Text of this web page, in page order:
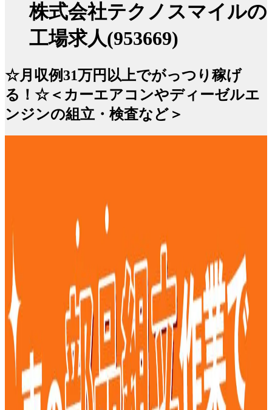
株式会社テクノスマイルの
工場求人(953669)
☆月収例31万円以上でがっつり稼げ
る！☆＜カーエアコンやディーゼルエ
ンジンの組立・検査など＞